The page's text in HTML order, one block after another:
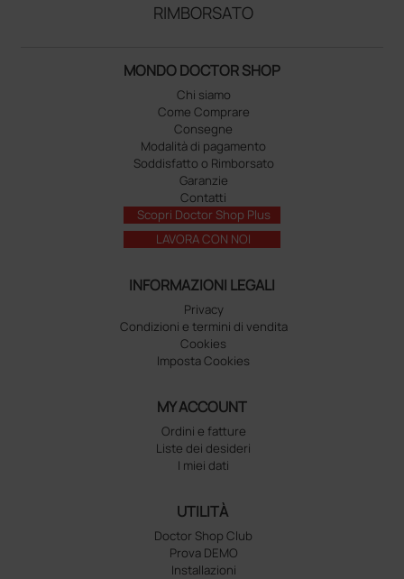
RIMBORSATO
MONDO DOCTOR SHOP
Chi siamo
Come Comprare
Consegne
Modalità di pagamento
Soddisfatto o Rimborsato
Garanzie
Contatti
Scopri Doctor Shop Plus
LAVORA CON NOI
INFORMAZIONI LEGALI
Privacy
Condizioni e termini di vendita
Cookies
Imposta Cookies
MY ACCOUNT
Ordini e fatture
Liste dei desideri
I miei dati
UTILITÀ
Doctor Shop Club
Prova DEMO
Installazioni